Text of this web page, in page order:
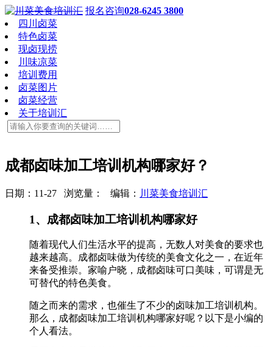
报名咨询028-6245 3800
四川卤菜
特色卤菜
现卤现捞
川味凉菜
培训费用
卤菜图片
卤菜经营
关于培训汇
成都卤味加工培训机构哪家好？
日期：11-27 浏览量： 编辑： 川菜美食培训汇
1、成都卤味加工培训机构哪家好
随着现代人们生活水平的提高，无数人对美食的要求也
越来越高。成都卤味做为传统的美食文化之一，在近年
来备受推崇。家喻户晓，成都卤味可口美味，可谓是无
可替代的特色美食。
随之而来的需求，也催生了不少的卤味加工培训机构。
那么，成都卤味加工培训机构哪家好呢？以下是小编的
个人看法。